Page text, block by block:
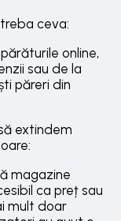
ceva:
online,
sau de la
păreri din
extindem
magazine
ca preț sau
mult doar